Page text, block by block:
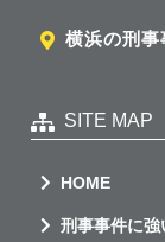
横浜の刑事
SITE MAP
HOME
刑事事件に強